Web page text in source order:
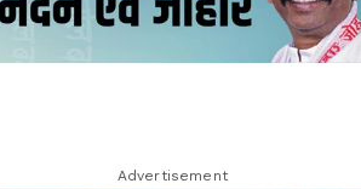
Advertisement